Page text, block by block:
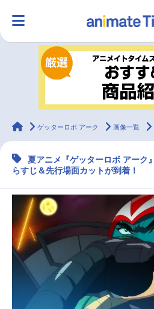
ランキング
ラジオ みんなの声
マンガ・ラノベ ゲーム・アプリ
2.5次元 配信・Vtuber
最新記事一覧
アニメ記事一覧
アニメ映画一覧
animateTimes
ゲッターロボ アーク 画像一覧
夏アニメ『ゲッターロボ アーク
らすじ＆先行場面カットが到着！